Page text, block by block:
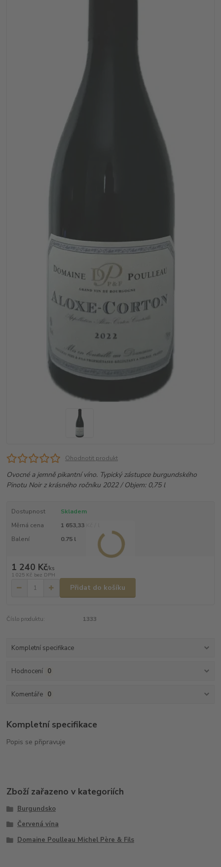
Ohodnotit produkt
Ovocné a jemně pikantní víno. Typický zástupce burgundského
Pinotu Noir z krásného ročníku 2022 / Objem: 0,75 l
Dostupnost
Skladem
Měrná cena
1 653,33 Kč / l
Balení
0.75 l
1 240 Kč/ks
1 025 Kč bez DPH
Přidat do košíku
Číslo produktu: 1333
Kompletní specifikace
Hodnocení 0
Komentáře 0
Kompletní specifikace
Popis se připravuje
Zboží zařazeno v kategoriích
Burgundsko
Červená vína
Domaine Poulleau Michel Père & Fils